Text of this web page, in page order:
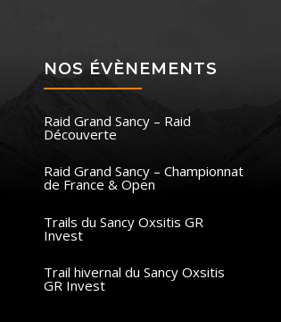
NOS ÉVÈNEMENTS
Raid Grand Sancy – Raid
Découverte
Raid Grand Sancy – Championnat
de France & Open
Trails du Sancy Oxsitis GR
Invest
Trail hivernal du Sancy Oxsitis
GR Invest